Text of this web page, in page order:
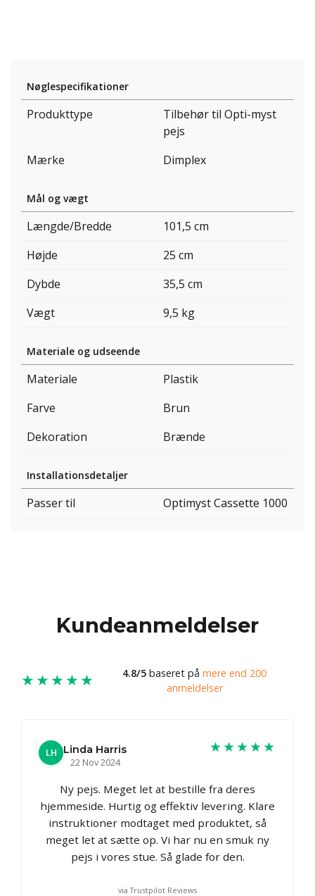
Nøglespecifikationer
Produkttype
Tilbehør til Opti-myst
pejs
Mærke
Dimplex
Mål og vægt
Længde/Bredde
101,5 cm
Højde
25 cm
Dybde
35,5 cm
Vægt
9,5 kg
Materiale og udseende
Materiale
Plastik
Farve
Brun
Dekoration
Brænde
Installationsdetaljer
Passer til Optimyst Cassette 1000
Kundeanmeldelser
★★★★★ 4.8/5 baseret på mere end 200
anmeldelser
LH
Linda Harris
22 Nov 2024
★★★★★
Ny pejs. Meget let at bestille fra deres
hjemmeside. Hurtig og effektiv levering. Klare
instruktioner modtaget med produktet, så
meget let at sætte op. Vi har nu en smuk ny
pejs i vores stue. Så glade for den.
via Trustpilot Reviews